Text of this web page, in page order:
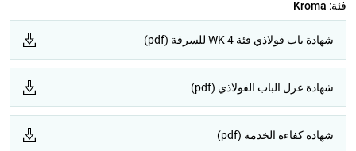
فئة: Kroma
شهادة باب فولاذي فئة WK 4 للسرقة (pdf)
شهادة عزل الباب الفولاذي (pdf)
شهادة كفاءة الخدمة (pdf)